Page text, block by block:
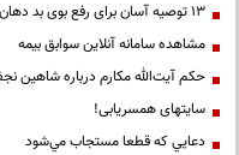
13 توصیه آسان برای رفع بوی بد دهان
مشاهده سامانه آنلاين سوابق بیمه
حكم آيت‌الله مكارم درباره شاهين
سایتهای همسریابی!
دعايي كه قطعا مستجاب مي‌شود